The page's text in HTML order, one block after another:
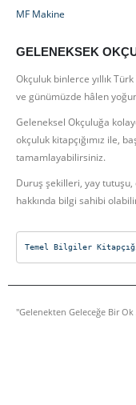
MF Makine
GELENEKSEK
Okçuluk binlerce yıllık
ve günümüzde hâlen
Geleneksel Okçuluğa
okçuluk kitapçığımız ile,
tamamlayabilirsiniz.
Duruş şekilleri, yay tutuşu,
hakkında bilgi sahibi
Temel Bilgiler
"Gelenekten Geleceğe Bir